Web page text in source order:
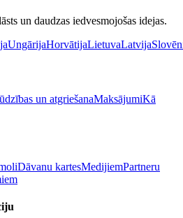
un daudzas iedvesmojošas idejas.
UngārijaHorvātijaLietuvaLatvija
un atgriešanaMaksājumiKā
Dāvanu kartesMedijiemPartneru